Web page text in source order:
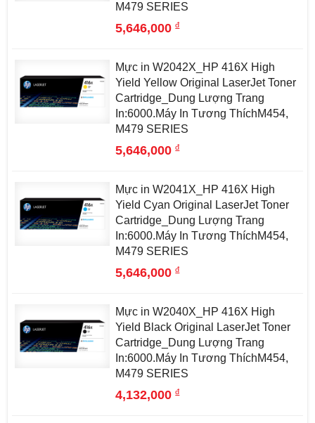
M479 SERIES
5,646,000đ
Mực in W2042X_HP 416X High
Yield Yellow Original LaserJet Toner
Cartridge_Dung Lượng Trang
In:6000.Máy In Tương ThíchM454,
M479 SERIES
5,646,000đ
Mực in W2041X_HP 416X High
Yield Cyan Original LaserJet Toner
Cartridge_Dung Lượng Trang
In:6000.Máy In Tương ThíchM454,
M479 SERIES
5,646,000đ
Mực in W2040X_HP 416X High
Yield Black Original LaserJet Toner
Cartridge_Dung Lượng Trang
In:6000.Máy In Tương ThíchM454,
M479 SERIES
4,132,000đ